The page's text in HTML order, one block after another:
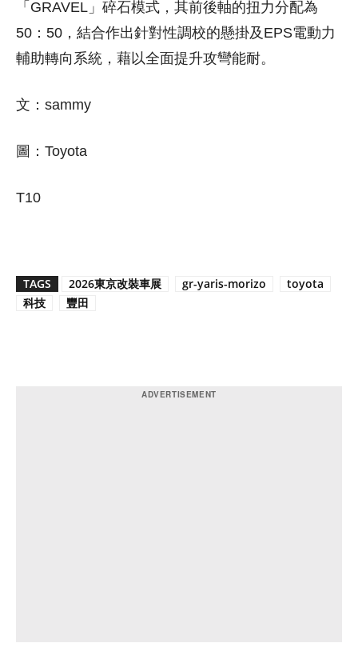
「GRAVEL」碎石模式，其前後軸的扭力分配為
50：50，結合作出針對性調校的懸掛及EPS電動力
輔助轉向系統，藉以全面提升攻彎能耐。
文：sammy
圖：Toyota
T10
TAGS 2026東京改裝車展 gr-yaris-morizo
toyota
科技
豐田